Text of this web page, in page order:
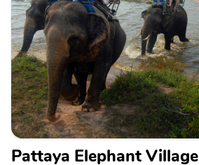
Pattaya Elephant Village